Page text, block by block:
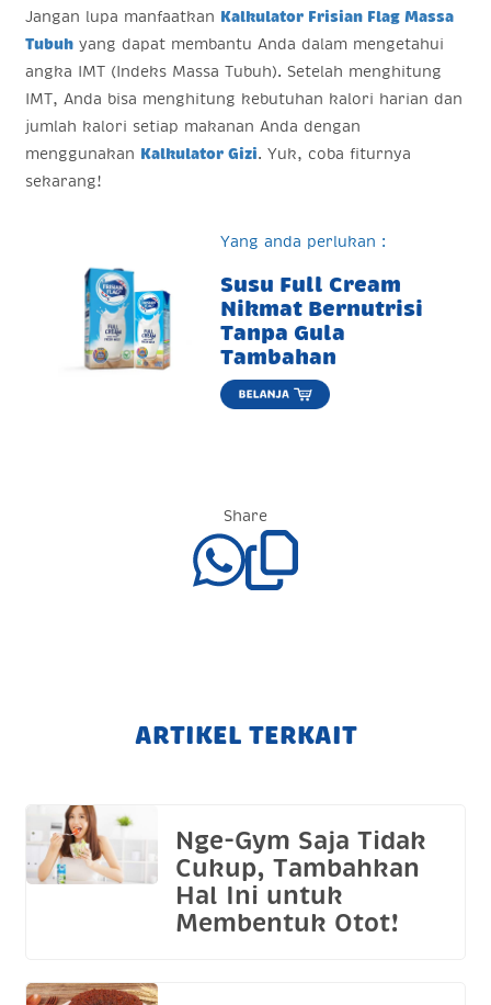
Jangan lupa manfaatkan Kalkulator Frisian Flag Massa
Tubuh yang dapat membantu Anda dalam mengetahui
angka IMT (Indeks Massa Tubuh). Setelah menghitung
IMT, Anda bisa menghitung kebutuhan kalori harian dan
jumlah kalori setiap makanan Anda dengan
menggunakan Kalkulator Gizi. Yuk, coba fiturnya
sekarang!
Yang anda perlukan :
Susu Full Cream
Nikmat Bernutrisi
Tanpa Gula
Tambahan
Share
ARTIKEL TERKAIT
Nge-Gym Saja Tidak
Cukup, Tambahkan
Hal Ini untuk
Membentuk Otot!